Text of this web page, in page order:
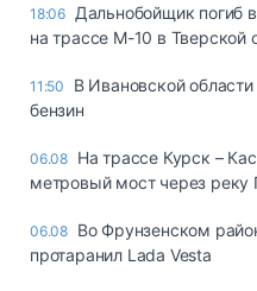
18:06 Дальнобойщик погиб
на трассе М-10 в Тверской
11:50
В Ивановской
бензин
06.08 На трассе Курск –
метровый мост через реку
06.08 Во Фрунзенском
протаранил Lada Vesta